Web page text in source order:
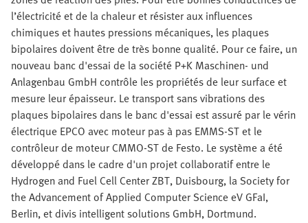
l’électricité et de la chaleur et résister aux influences
chimiques et hautes pressions mécaniques, les plaques
bipolaires doivent être de très bonne qualité. Pour ce faire, un
nouveau banc d'essai de la société P+K Maschinen- und
Anlagenbau GmbH contrôle les propriétés de leur surface et
mesure leur épaisseur. Le transport sans vibrations des
plaques bipolaires dans le banc d'essai est assuré par le vérin
électrique EPCO avec moteur pas à pas EMMS-ST et le
contrôleur de moteur CMMO-ST de Festo. Le système a été
développé dans le cadre d'un projet collaboratif entre le
Hydrogen and Fuel Cell Center ZBT, Duisbourg, la Society for
the Advancement of Applied Computer Science eV GFaI,
Berlin, et divis intelligent solutions GmbH, Dortmund.